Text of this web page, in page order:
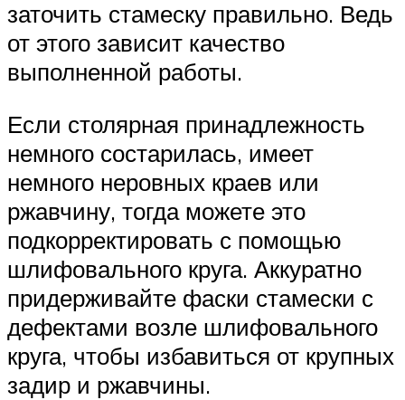
заточить стамеску правильно. Ведь
от этого зависит качество
выполненной работы.
Если столярная принадлежность
немного состарилась, имеет
немного неровных краев или
ржавчину, тогда можете это
подкорректировать с помощью
шлифовального круга. Аккуратно
придерживайте фаски стамески с
дефектами возле шлифовального
круга, чтобы избавиться от крупных
задир и ржавчины.